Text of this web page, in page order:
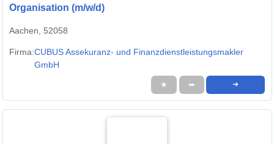
Organisation (m/w/d)
Aachen, 52058
Firma:CUBUS Assekuranz- und Finanzdienstleistungsmakler
GmbH
★ ➦ ➜